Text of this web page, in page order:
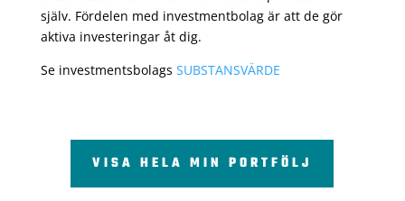
själv. Fördelen med investmentbolag är att de gör
aktiva investeringar åt dig.
Se investmentsbolags SUBSTANSVÄRDE
VISA HELA MIN PORTFÖLJ